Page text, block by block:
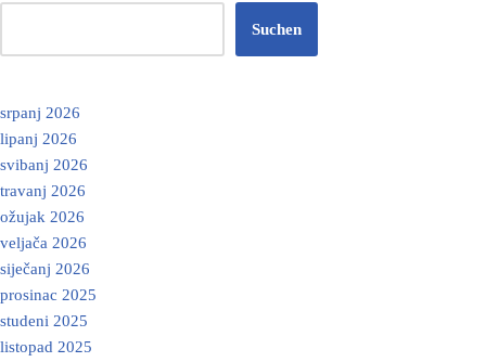
Suchen
srpanj 2026
lipanj 2026
svibanj 2026
travanj 2026
ožujak 2026
veljača 2026
siječanj 2026
prosinac 2025
studeni 2025
listopad 2025